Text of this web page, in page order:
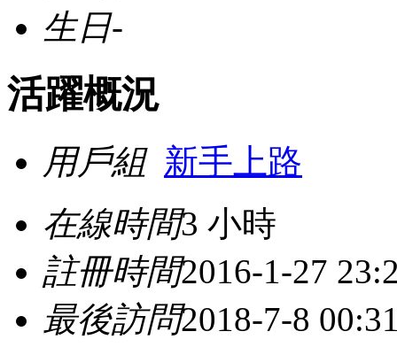
生日-
活躍概況
用戶組 新手上路
在線時間3 小時
註冊時間2016-1-27
最後訪問2018-7-8